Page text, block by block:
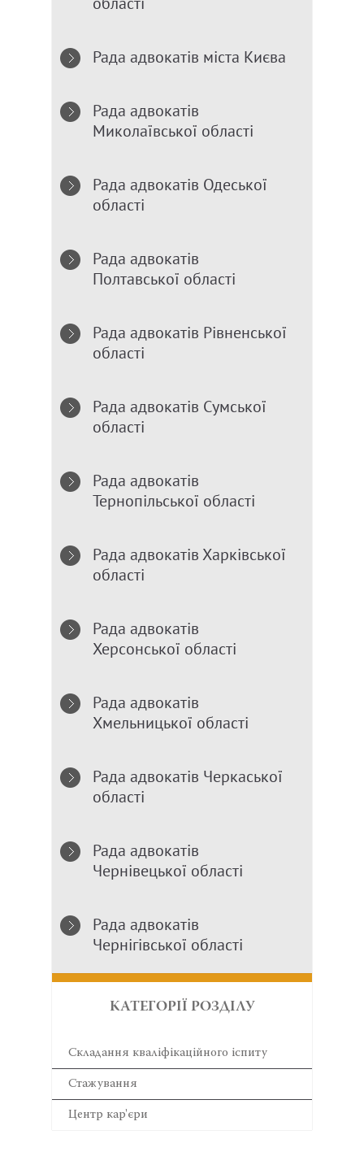
області
Рада адвокатів міста Києва
Рада адвокатів
Миколаївської області
Рада адвокатів Одеської
області
Рада адвокатів
Полтавської області
Рада адвокатів Рівненської
області
Рада адвокатів Сумської
області
Рада адвокатів
Тернопільської області
Рада адвокатів Харківської
області
Рада адвокатів
Херсонської області
Рада адвокатів
Хмельницької області
Рада адвокатів Черкаської
області
Рада адвокатів
Чернівецької області
Рада адвокатів
Чернігівської області
КАТЕГОРІЇ РОЗДІЛУ
Складання кваліфікаційного іспиту
Стажування
Центр кар'єри